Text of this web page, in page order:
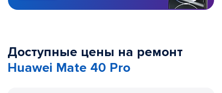
Доступные цены на ремонт
Huawei Mate 40 Pro